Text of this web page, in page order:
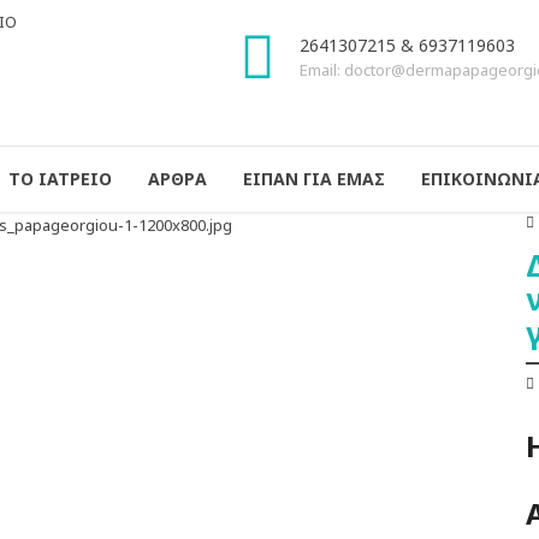
2641307215 & 6937119603
Email:
ΤΟ ΙΑΤΡΕΙΟ ΑΡΘΡΑ ΕΙΠΑΝ ΓΙΑ ΕΜΑΣ